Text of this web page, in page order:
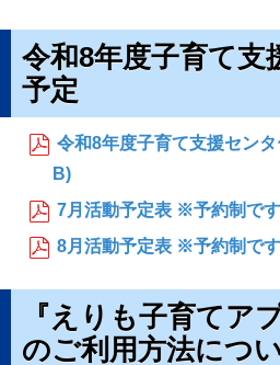
令和8年度子育て支
予定
令和8年度子育て支援セン
B)
7月活動予定表 ※予約制で
8月活動予定表 ※予約制で
『えりも子育てア
のご利用方法につ